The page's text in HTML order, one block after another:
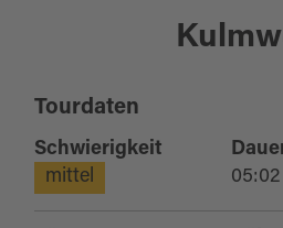
Tourdaten
Schwierigkeit
mittel
05:02